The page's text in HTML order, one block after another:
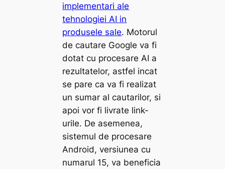
implementari ale
tehnologiei AI in
produsele sale. Motorul
de cautare Google va fi
dotat cu procesare AI a
rezultatelor, astfel incat
se pare ca va fi realizat
un sumar al cautarilor, si
apoi vor fi livrate link-
urile. De asemenea,
sistemul de procesare
Android, versiunea cu
numarul 15, va beneficia